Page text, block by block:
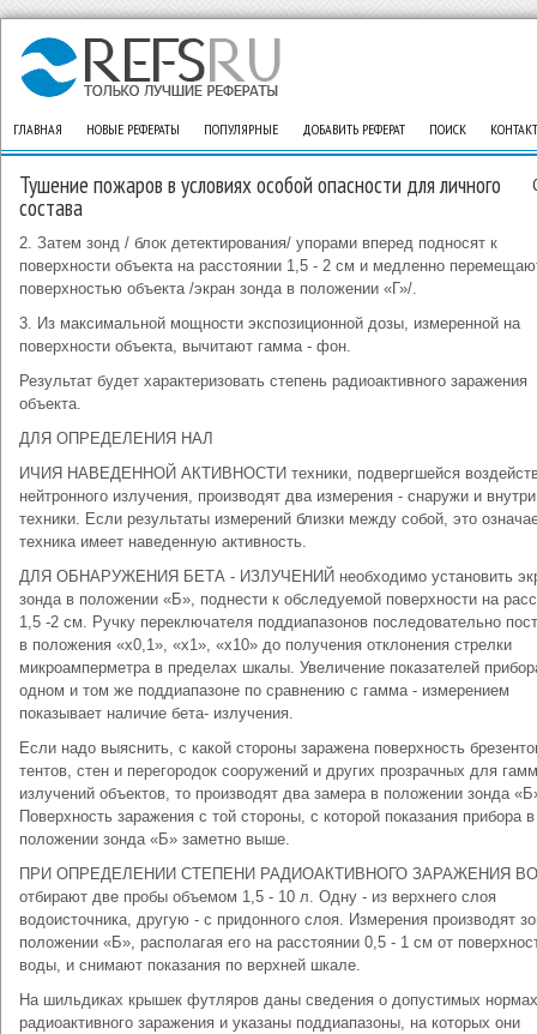
ГЛАВНАЯ НОВЫЕ РЕФЕРАТЫ ПОПУЛЯРНЫЕ ДОБАВИТЬ РЕФЕРАТ ПОИСК
Тушение пожаров в условиях особой опасности для личного
состава
2. Затем зонд / блок детектирования/ упорами вперед подносят к
поверхности объекта на расстоянии 1,5 - 2 см и медленно
поверхностью объекта /экран зонда в положении «Г»/.
3. Из максимальной мощности экспозиционной дозы, измеренной на
поверхности объекта, вычитают гамма - фон.
Результат будет характеризовать степень радиоактивного заражения
объекта.
ДЛЯ ОПРЕДЕЛЕНИЯ НАЛ
ИЧИЯ НАВЕДЕННОЙ АКТИВНОСТИ техники, подвергшейся
нейтронного излучения, производят два измерения - снаружи и внутри
техники. Если результаты измерений близки между собой, это
техника имеет наведенную активность.
ДЛЯ ОБНАРУЖЕНИЯ БЕТА - ИЗЛУЧЕНИЙ необходимо установить
зонда в положении «Б», поднести к обследуемой поверхности на
1,5 -2 см. Ручку переключателя поддиапазонов последовательно
в положения «х0,1», «х1», «х10» до получения отклонения стрелки
микроамперметра в пределах шкалы. Увеличение показателей
одном и том же поддиапазоне по сравнению с гамма - измерением
показывает наличие бета- излучения.
Если надо выяснить, с какой стороны заражена поверхность
тентов, стен и перегородок сооружений и других прозрачных для
излучений объектов, то производят два замера в положении зонда
Поверхность заражения с той стороны, с которой показания прибора в
положении зонда «Б» заметно выше.
ПРИ ОПРЕДЕЛЕНИИ СТЕПЕНИ РАДИОАКТИВНОГО ЗАРАЖЕНИЯ
отбирают две пробы объемом 1,5 - 10 л. Одну - из верхнего слоя
водоисточника, другую - с придонного слоя. Измерения производят
положении «Б», располагая его на расстоянии 0,5 - 1 см от
воды, и снимают показания по верхней шкале.
На шильдиках крышек футляров даны сведения о допустимых нормах
радиоактивного заражения и указаны поддиапазоны, на которых они